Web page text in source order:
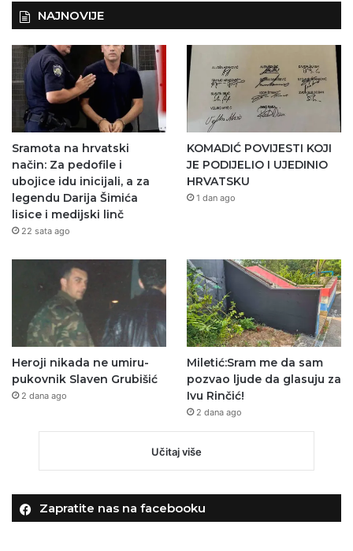
NAJNOVIJE
Sramota na hrvatski
način: Za pedofile i
ubojice idu inicijali, a za
legendu Darija Šimića
lisice i medijski linč
22 sata ago
KOMADIĆ POVIJESTI KOJI
JE PODIJELIO I UJEDINIO
HRVATSKU
1 dan ago
Heroji nikada ne umiru-
pukovnik Slaven Grubišić
2 dana ago
Miletić:Sram me da sam
pozvao ljude da glasuju za
Ivu Rinčić!
2 dana ago
Učitaj više
Zapratite nas na facebooku